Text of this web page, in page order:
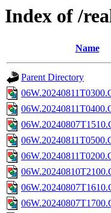
Index of /
Name
Parent Directory